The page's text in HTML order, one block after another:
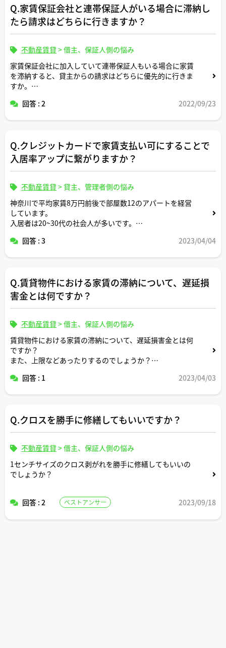
ご回答よろしくお願いいたします。
Q.家賃保証会社と連帯保証人がいる場合に滞納し
たら請求はどちらに行きますか？
不動産賃貸 >借主、保証人側の悩み
家賃保証会社に加入していて連帯保証人もいる場合に家賃
を滞納すると、貸主からの請求はどちらに優先的に行きま
すか。
仮に両方に請求が同時に行ったとしたら、どちらが先に代
回答 : 2 2022/09/23
Q.クレジットカードで家賃支払い可にすることで
入居率アップに繋がりますか？
不動産賃貸 >貸主、管理者側の悩み
神奈川で平均家賃8万円前後で部屋数12のアパートを経営
しています。
入居者は20~30代の社会人が多いです。
現在空室率30％のこの物件の入居率アップのために、
最近の若い社会人の人だとクレジット払いのニーズはどの
程度あるのでしょうか。
賃貸客付け業務を熟知していらっしゃる宅建士さん目線で
回答 : 3 2023/04/04
Q.賃貸物件における家賃の滞納について、遅延損
害金とは何ですか？
不動産賃貸 >借主、保証人側の悩み
賃貸物件における家賃の滞納について、遅延損害金とは何
ですか？
また、上限などあったりするのでしょうか？
回答 : 1 2023/04/03
Q.クロスを勝手に修繕してもいいですか？
不動産賃貸 >借主、保証人側の悩み
1センチサイズのクロス剥がれを勝手に修繕してもいいの
でしょうか？
回答 : 2 ベストアンサー 2023/09/18